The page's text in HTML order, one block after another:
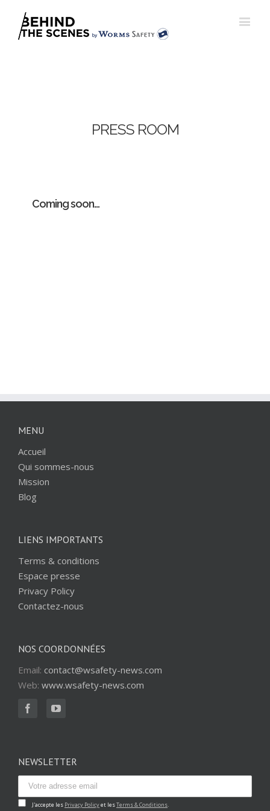
PRESS ROOM
Coming soon…
MENU
Accueil
Qui sommes-nous
Mission
Blog
LIENS IMPORTANTS
Terms & conditions
Espace presse
Privacy Policy
Contactez-nous
NOS COORDONNÉES
Email: contact@wsafety-news.com
Web: www.wsafety-news.com
NEWSLETTER
J'accepte les Privacy Policyet lesTerms & Conditions.